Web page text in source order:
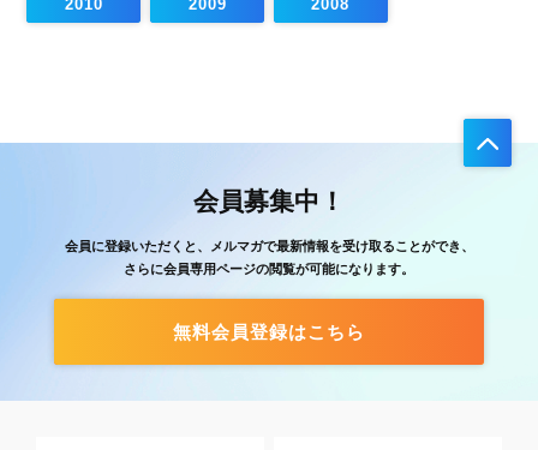
2010 2009 2008
会員募集中！
会員に登録いただくと、メルマガで最新情報を受け取ることができ、
さらに会員専用ページの閲覧が可能になります。
無料会員登録はこちら